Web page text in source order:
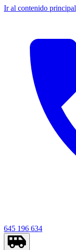
Ir al contenido principal
645 196 634